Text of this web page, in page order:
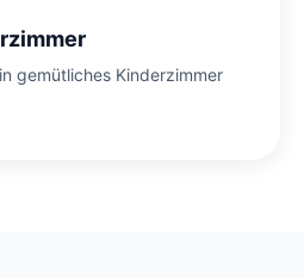
gemütliches Kinderzimmer